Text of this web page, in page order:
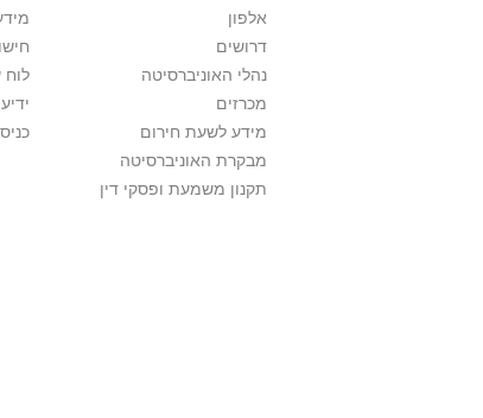
אלפון
דרושים
נהלי האוניברסיטה
מכרזים
מידע לשעת חירום
מבקרת האוניברסיטה
תקנון משמעת ופסקי דין
לוח